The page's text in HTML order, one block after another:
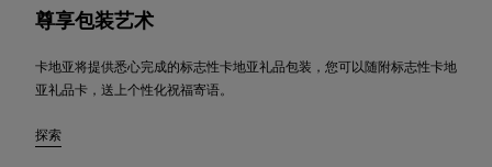
尊享包装艺术
卡地亚将提供悉心完成的标志性卡地亚礼品包装，您可以随附标志性卡地
亚礼品卡，送上个性化祝福寄语。
探索